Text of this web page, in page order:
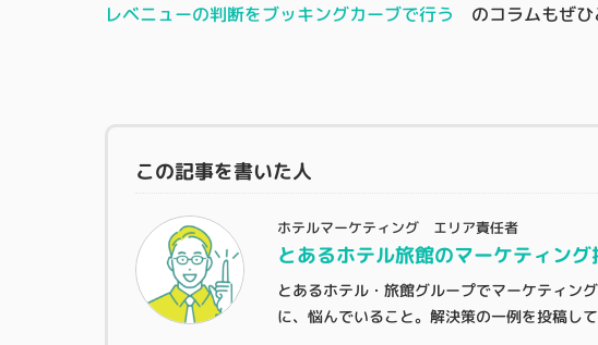
レベニューの判断をブッキングカーブで行う のコラムもぜひ
この記事を書いた人
とあるホテル旅館のマーケティン
ホテルマーケティング エリア責任者
とあるホテル・旅館グループでマーケティン
に、悩んでいること。解決策の一例を投稿して